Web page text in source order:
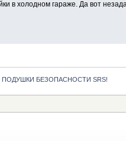
в холодном гараже. Да вот
ПОДУШКИ БЕЗОПАСНОСТИ SRS!